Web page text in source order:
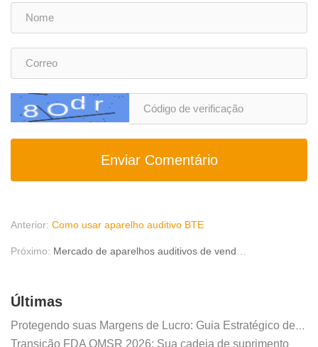
Enviar Comentário
Anterior: Como usar aparelho auditivo BTE
Próximo: Mercado de aparelhos auditivos de venda livre em 2026: Por que o A6 de 32 canais da AUSTAR define o sucesso dos distribuidores
Últimas